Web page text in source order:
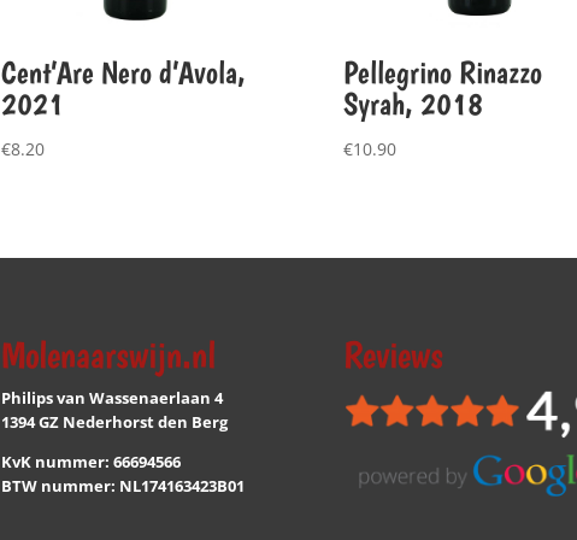
Cent’Are Nero d’Avola,
2021
€8.20
Pellegrino Rinazzo
Syrah, 2018
€10.90
Molenaarswijn.nl
Philips van Wassenaerlaan 4
1394 GZ Nederhorst den Berg
KvK nummer: 66694566
BTW nummer: NL174163423B01
Reviews